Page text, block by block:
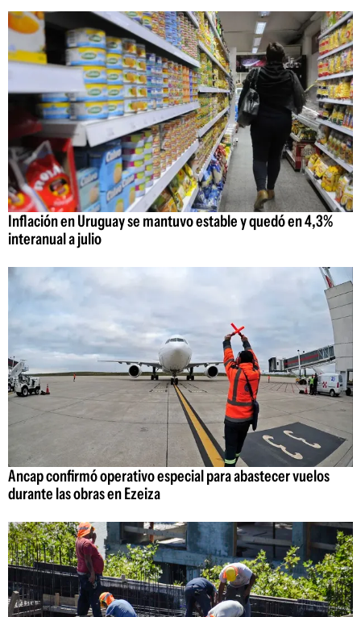
Inflación en Uruguay se mantuvo estable y quedó en 4,3%
interanual a julio
Ancap confirmó operativo especial para abastecer vuelos
durante las obras en Ezeiza